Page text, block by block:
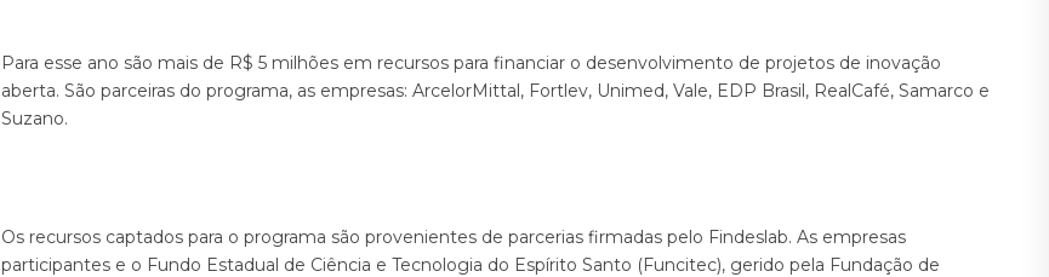
Para esse ano são mais de R$ 5 milhões em recursos para financiar o desenvolvimento de projetos de inovação
aberta. São parceiras do programa, as empresas: ArcelorMittal, Fortlev, Unimed, Vale, EDP Brasil, RealCafé, Samarco e
Suzano.
Os recursos captados para o programa são provenientes de parcerias firmadas pelo Findeslab. As empresas
participantes e o Fundo Estadual de Ciência e Tecnologia do Espírito Santo (Funcitec), gerido pela Fundação de